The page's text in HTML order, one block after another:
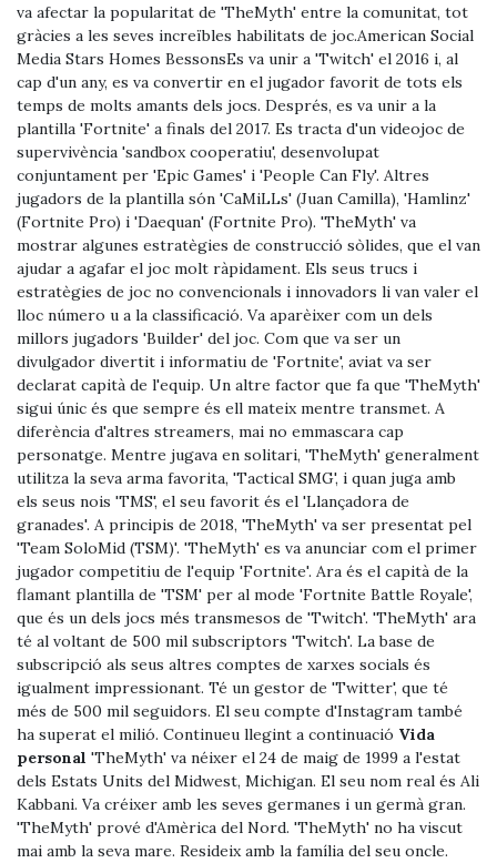
va afectar la popularitat de 'TheMyth' entre la comunitat, tot
gràcies a les seves increïbles habilitats de joc.American Social
Media Stars Homes BessonsEs va unir a 'Twitch' el 2016 i, al
cap d'un any, es va convertir en el jugador favorit de tots els
temps de molts amants dels jocs. Després, es va unir a la
plantilla 'Fortnite' a finals del 2017. Es tracta d'un videojoc de
supervivència 'sandbox cooperatiu', desenvolupat
conjuntament per 'Epic Games' i 'People Can Fly'. Altres
jugadors de la plantilla són 'CaMiLLs' (Juan Camilla), 'Hamlinz'
(Fortnite Pro) i 'Daequan' (Fortnite Pro). 'TheMyth' va
mostrar algunes estratègies de construcció sòlides, que el van
ajudar a agafar el joc molt ràpidament. Els seus trucs i
estratègies de joc no convencionals i innovadors li van valer el
lloc número u a la classificació. Va aparèixer com un dels
millors jugadors 'Builder' del joc. Com que va ser un
divulgador divertit i informatiu de 'Fortnite', aviat va ser
declarat capità de l'equip. Un altre factor que fa que 'TheMyth'
sigui únic és que sempre és ell mateix mentre transmet. A
diferència d'altres streamers, mai no emmascara cap
personatge. Mentre jugava en solitari, 'TheMyth' generalment
utilitza la seva arma favorita, 'Tactical SMG', i quan juga amb
els seus nois 'TMS', el seu favorit és el 'Llançadora de
granades'. A principis de 2018, 'TheMyth' va ser presentat pel
'Team SoloMid (TSM)'. 'TheMyth' es va anunciar com el primer
jugador competitiu de l'equip 'Fortnite'. Ara és el capità de la
flamant plantilla de 'TSM' per al mode 'Fortnite Battle Royale',
que és un dels jocs més transmesos de 'Twitch'. 'TheMyth' ara
té al voltant de 500 mil subscriptors 'Twitch'. La base de
subscripció als seus altres comptes de xarxes socials és
igualment impressionant. Té un gestor de 'Twitter', que té
més de 500 mil seguidors. El seu compte d'Instagram també
ha superat el milió. Continueu llegint a continuació Vida
personal 'TheMyth' va néixer el 24 de maig de 1999 a l'estat
dels Estats Units del Midwest, Michigan. El seu nom real és Ali
Kabbani. Va créixer amb les seves germanes i un germà gran.
'TheMyth' prové d'Amèrica del Nord. 'TheMyth' no ha viscut
mai amb la seva mare. Resideix amb la família del seu oncle.